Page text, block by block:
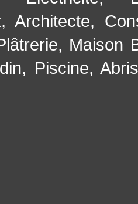
, Architecte,
, Maison
, Piscine,